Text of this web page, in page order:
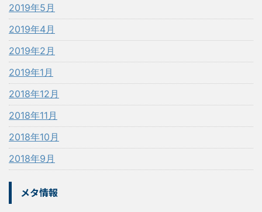
2019年5月
2019年4月
2019年2月
2019年1月
2018年12月
2018年11月
2018年10月
2018年9月
メタ情報